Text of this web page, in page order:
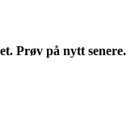
Prøv på nytt senere.